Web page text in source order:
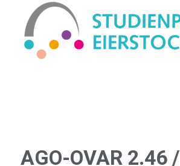
AGO-OVAR 2.46 /